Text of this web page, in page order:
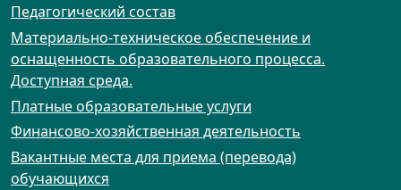
Педагогический состав
Материально-техническое обеспечение и
оснащенность образовательного процесса.
Доступная среда.
Платные образовательные услуги
Финансово-хозяйственная деятельность
Вакантные места для приема (перевода)
обучающихся